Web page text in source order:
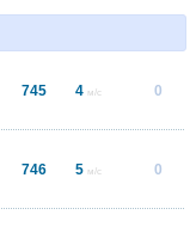
745 4 м/с 0
746 5 м/с 0